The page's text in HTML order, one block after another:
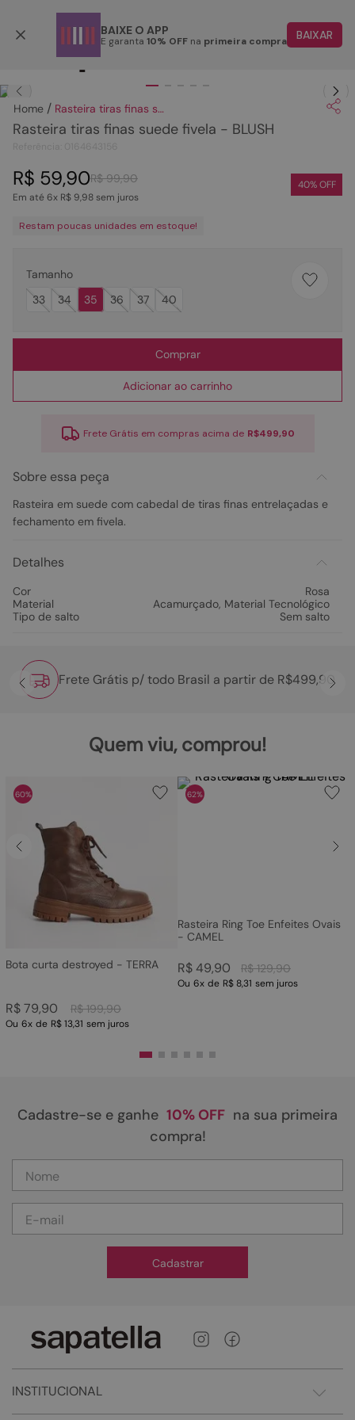
BAIXE O APP
E garanta 10% OFF na primeira compra BAIXAR
Rasteira tiras finas suede fivela - BLUSH
Rasteira tiras finas suede fivela - BLUSH
R$ 99,90
R$ 59,90
Em até6x R$ 9,98sem juros
40% OFF
Restam poucas unidades em estoque!
Tamanho
33
34 35 36 37 40
Comprar
Adicionar ao carrinho
Frete Grátis em compras acima de R$499,90
Sobre essa peça
Rasteira em suede com cabedal de tiras finas entrelaçadas e
fechamento em fivela.
Detalhes
Cor
Rosa
Material
Acamurçado, Material Tecnológico
Tipo de salto
Sem salto
Frete Grátis p/ todo Brasil a partir de R$499,90
Quem viu, comprou!
60%
Bota curta destroyed - TERRA
R$ 199,90
R$79,90
Ou 6x de R$ 13,31 sem juros
62%
Rasteira Ring Toe Enfeites Ovais
- CAMEL
R$ 129,90
R$49,90
Ou 6x de R$ 8,31 sem juros
Cadastre-se e ganhe 10% OFF na sua primeira
compra!
Cadastrar
INSTITUCIONAL
1
2º
tenis
4º
sandalia
5º
rasteira
6º
tamanco
sapatilha
óculos
10º couro